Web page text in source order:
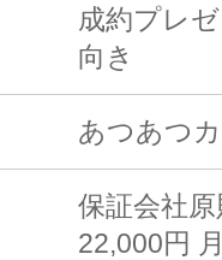
成約プレ
向き
あつあつ
保証会社
22,000円